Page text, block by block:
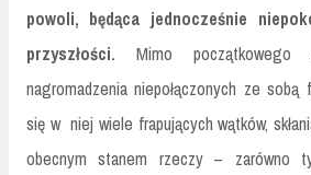
powoli, będąca jednocześnie
przyszłości. Mimo początkowego
nagromadzenia niepołączonych ze
się w niej wiele frapujących wątków,
obecnym stanem rzeczy – zarówno